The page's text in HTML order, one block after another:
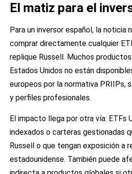
El matiz para el
Para un inversor español, la noticia
comprar directamente cualquier
replique Russell. Muchos
Estados Unidos no están
europeos por la normativa PRIIPs,
y perfiles profesionales.
El impacto llega por otra vía: ETFs
indexados o carteras gestionadas
Russell o que tengan exposición a
estadounidense. También puede